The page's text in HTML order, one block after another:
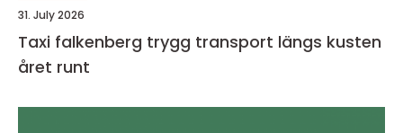
31. July 2026
Taxi falkenberg trygg transport längs kusten
året runt